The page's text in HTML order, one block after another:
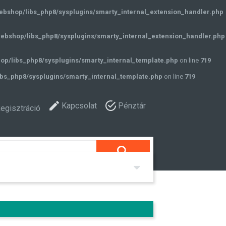
libs_php8/sysplugins/smarty_internal_extension_handler.php
libs_php8/sysplugins/smarty_internal_extension_handler.php
libs_php8/sysplugins/smarty_internal_template.php on line 719
sysplugins/smarty_internal_template.php on line 719
Kapcsolat Pénztár
